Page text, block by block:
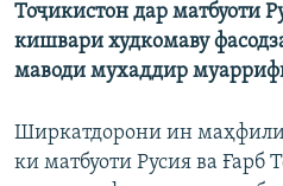
Ҳамаи сомонаҳои RFE/RL
Тоҷикистон дар матбуоти
кишвари худкомаву
маводи мухаддир
Ширкатдорони ин
ки матбуоти Русия ва Ғарб